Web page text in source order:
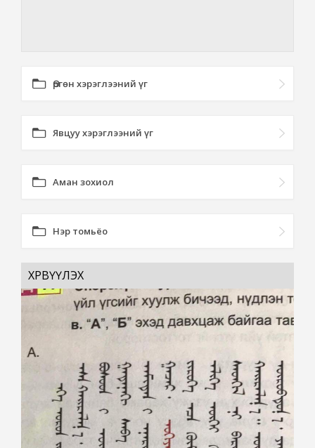
Өргөн хэрэглээний үг
Явцуу хэрэглээний үг
Аман зохиол
Нэр томьёо
ХӨРВҮҮЛЭХ